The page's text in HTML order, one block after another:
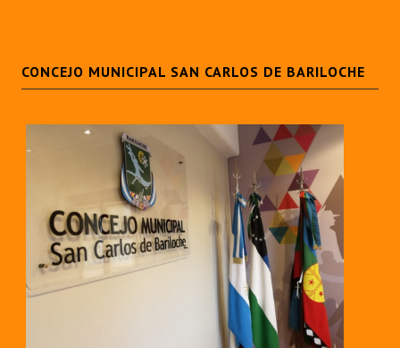
CONCEJO MUNICIPAL SAN CARLOS DE BARILOCHE